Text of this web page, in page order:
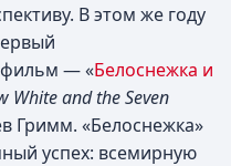
В этом же году
— «Белоснежка и
White and the Seven
Гримм. «Белоснежка»
успех: всемирную